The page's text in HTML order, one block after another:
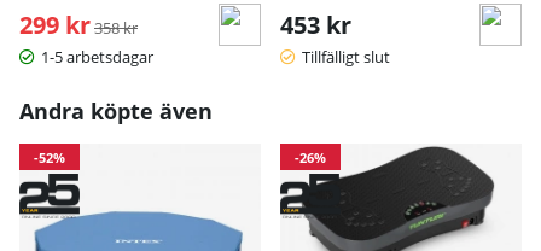
299 kr Ordinarie pris:
358 kr
1-5 arbetsdagar
453 kr
Tillfälligt slut
Andra köpte även
-52% -26%